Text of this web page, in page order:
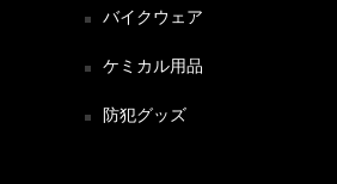
バイクウェア
ケミカル用品
防犯グッズ